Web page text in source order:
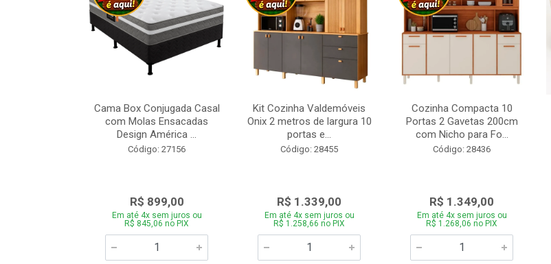
Cama Box Conjugada Casal
com Molas Ensacadas
Design América ...
Código: 27156
R$ 899,00
Em até 4x sem juros ou
R$ 845,06 no PIX
Kit Cozinha Valdemóveis
Onix 2 metros de largura 10
portas e...
Código: 28455
R$ 1.339,00
Em até 4x sem juros ou
R$ 1.258,66 no PIX
Cozinha Compacta 10
Portas 2 Gavetas 200cm
com Nicho para Fo...
Código: 28436
R$ 1.349,00
Em até 4x sem juros ou
R$ 1.268,06 no PIX